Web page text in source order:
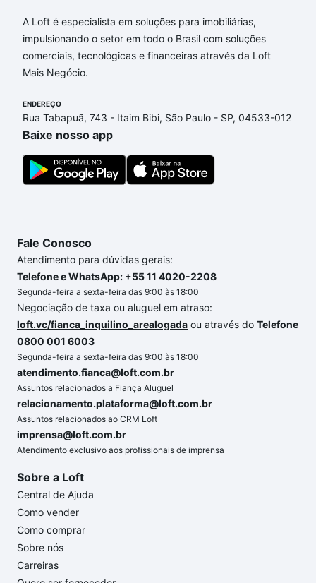
Aqui na Loft temos a oferta ideal para você, com
Apartamentos com 4 quartos à venda em
Loteamento Parque das Hortências (Sousas),
nossas opções de financiamento imobiliário as
parcelas podem se adequar ao seu orçamento. Se
ainda tem alguma dúvida dos custos envolvidos no
processo de compra, veja em nosso portal
custa comprar um apartamento e conte com a
A Loft é especialista em soluções para imobiliárias,
impulsionando o setor em todo o Brasil com soluções
comerciais, tecnológicas e financeiras através da Loft
Mais Negócio.
ENDEREÇO
Rua Tabapuã, 743 - Itaim Bibi, São Paulo - SP, 04533-012
Baixe nosso app
Fale Conosco
Atendimento para dúvidas gerais:
Telefone e WhatsApp: +55 11 4020-2208
Segunda-feira a sexta-feira das 9:00 às 18:00
Negociação de taxa ou aluguel em atraso:
loft.vc/fianca_inquilino_arealogada ou através do Telefone
0800 001 6003
Segunda-feira a sexta-feira das 9:00 às 18:00
atendimento.fianca@loft.com.br
Assuntos relacionados a Fiança Aluguel
relacionamento.plataforma@loft.com.br
Assuntos relacionados ao CRM Loft
imprensa@loft.com.br
Atendimento exclusivo aos profissionais de imprensa
Sobre a Loft
Central de Ajuda
Como vender
Como comprar
Sobre nós
Carreiras